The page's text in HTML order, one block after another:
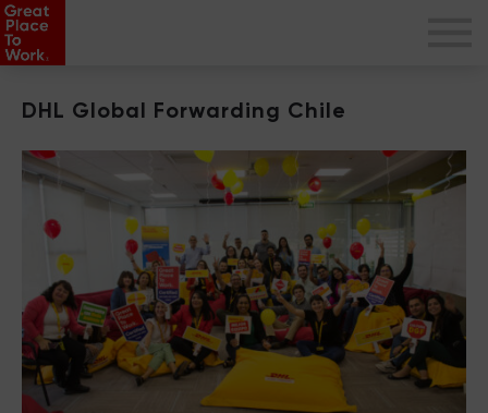
DHL Global Forwarding Chile